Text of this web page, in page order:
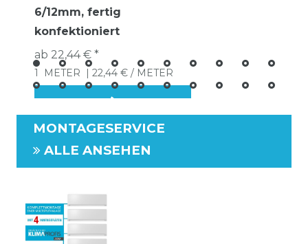
6/12mm, fertig
konfektioniert
ab 22,44 € *
1 METER | 22,44 € / METER
MONTAGESERVICE
ALLE ANSEHEN